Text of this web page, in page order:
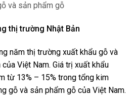
và sản phẩm gỗ
thị trường Nhật Bản
năm thị trường xuất khẩu gỗ và
Việt Nam. Giá trị xuất khẩu
từ 13% – 15% trong tổng kim
gỗ và sản phẩm gỗ của Việt Nam.